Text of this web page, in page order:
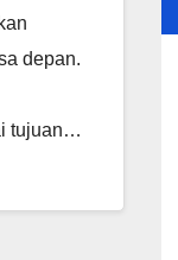
depan.
tujuan…